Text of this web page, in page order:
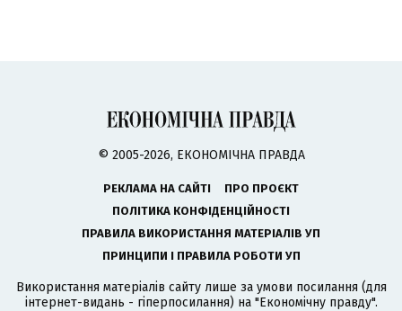
© 2005-2026, ЕКОНОМІЧНА ПРАВДА
РЕКЛАМА НА САЙТІ
ПРО ПРОЄКТ
ПОЛІТИКА КОНФІДЕНЦІЙНОСТІ
ПРАВИЛА ВИКОРИСТАННЯ МАТЕРІАЛІВ УП
ПРИНЦИПИ І ПРАВИЛА РОБОТИ УП
Використання матеріалів сайту лише за умови посилання (для
інтернет-видань - гіперпосилання) на "Економічну правду".